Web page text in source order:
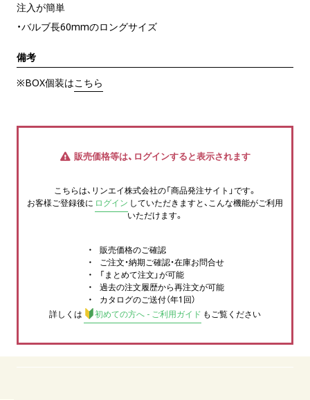
注入が簡単
・バルブ長60mmのロングサイズ
備考
※BOX個装はこちら
販売価格等は、ログインすると表示されます
こちらは、リンエイ株式会社の「商品発注サイト」です。
お客様ご登録後に ログイン していただきますと、こんな機能がご利用
いただけます。
販売価格のご確認
ご注文・納期ご確認・在庫お問合せ
「まとめて注文」が可能
過去の注文履歴から再注文が可能
カタログのご送付（年1回）
詳しくは
初めての方へ - ご利用ガイド もご覧ください